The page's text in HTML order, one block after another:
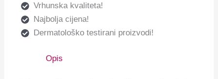
Vrhunska kvaliteta!
Najbolja cijena!
Dermatološko testirani proizvodi!
Opis